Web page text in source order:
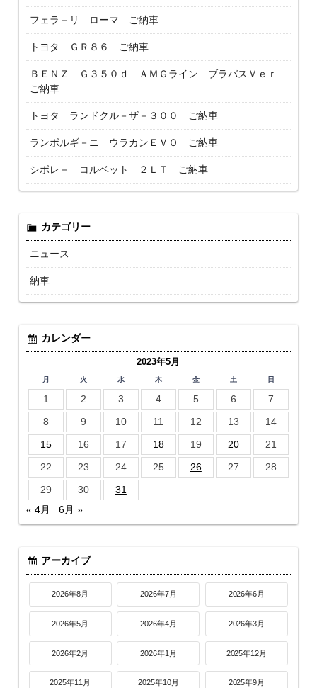
フェラ－リ ローマ ご納車
トヨタ ＧＲ８６ ご納車
ＢＥＮＺ Ｇ３５０ｄ ＡＭＧライン ブラバスＶｅｒ
ご納車
トヨタ ランドクル－ザ－３００ ご納車
ランボルギ－ニ ウラカンＥＶＯ ご納車
シボレ－ コルベット ２ＬＴ ご納車
カテゴリー
ニュース
納車
カレンダー
2023年5月
月 火 水 木 金 土 日
1 2 3 4 5 6
7
8
9 10 11 12 13
14
15
16 17 18 19 20
21
22
23 24 25 26 27
28
29
30
31
« 4月
6月 »
アーカイブ
2026年8月 2026年7月 2026年6月
2026年5月 2026年4月 2026年3月
2026年2月 2026年1月 2025年12月
2025年11月 2025年10月 2025年9月